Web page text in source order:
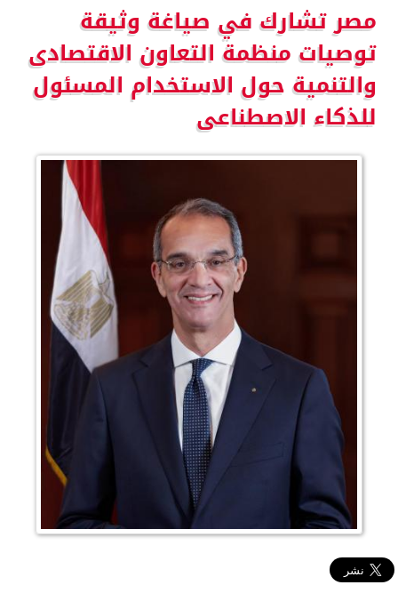
مصر تشارك في صياغة وثيقة
توصيات منظمة التعاون الاقتصادى
والتنمية حول الاستخدام المسئول
للذكاء الاصطناعى